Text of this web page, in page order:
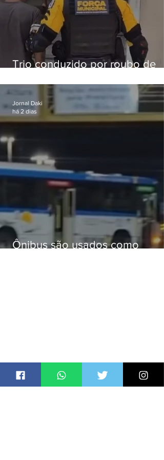
Trio conduzido por roubo de
passagens
Ônibus são usados como
Jornal Daki
há 2 dias